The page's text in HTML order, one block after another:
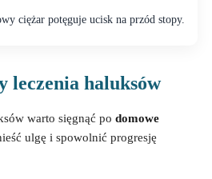
ciężar potęguje ucisk na przód stopy.
leczenia haluksów
warto sięgnąć po domowe
ulgę i spowolnić progresję